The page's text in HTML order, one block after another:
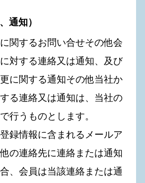
通知）
関するお問い合せその他会
対する連絡又は通知、及び
に関する通知その他当社か
る連絡又は通知は、当社の
行うものとします。
録情報に含まれるメールア
の連絡先に連絡または通知
、会員は当該連絡または通